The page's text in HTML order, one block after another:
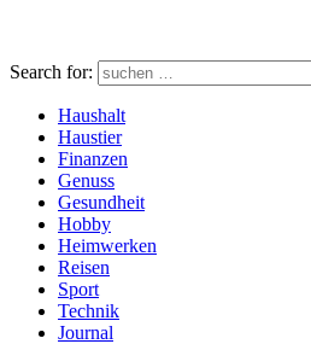
Search for:
Haushalt
Haustier
Finanzen
Genuss
Gesundheit
Hobby
Heimwerken
Reisen
Sport
Technik
Journal